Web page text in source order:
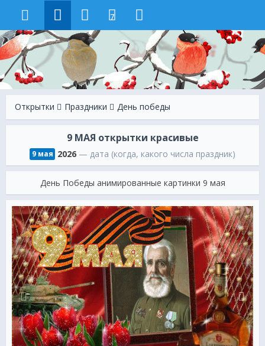
7
Открытки Праздники День победы
9 МАЯ открытки красивые
9 мая 2026 — дата (когда, какого числа праздник)
День Победы анимированные картинки 9 мая